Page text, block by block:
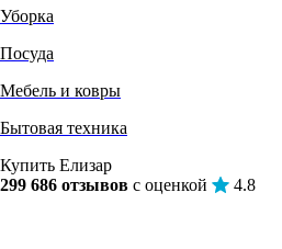
Уборка
Посуда
Мебель и ковры
Бытовая техника
Купить Елизар
299 686 отзывов с оценкой 4.8